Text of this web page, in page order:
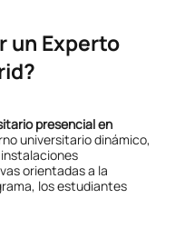
un Experto
presencial en
universitario dinámico,
orientadas a la
los estudiantes